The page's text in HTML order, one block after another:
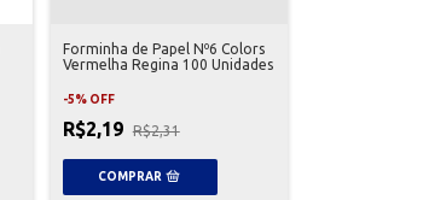
Forminha de Papel Nº6 Colors
Vermelha Regina 100 Unidades
-5% OFF
R$2,19 R$2,31